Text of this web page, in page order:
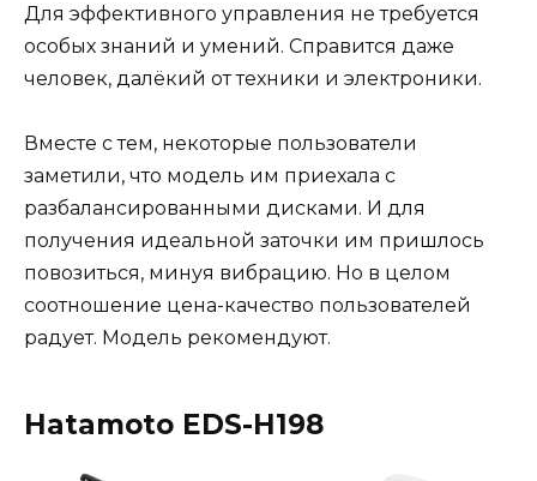
Для эффективного управления не требуется
особых знаний и умений. Справится даже
человек, далёкий от техники и электроники.
Вместе с тем, некоторые пользователи
заметили, что модель им приехала с
разбалансированными дисками. И для
получения идеальной заточки им пришлось
повозиться, минуя вибрацию. Но в целом
соотношение цена-качество пользователей
радует. Модель рекомендуют.
Hatamoto EDS-H198